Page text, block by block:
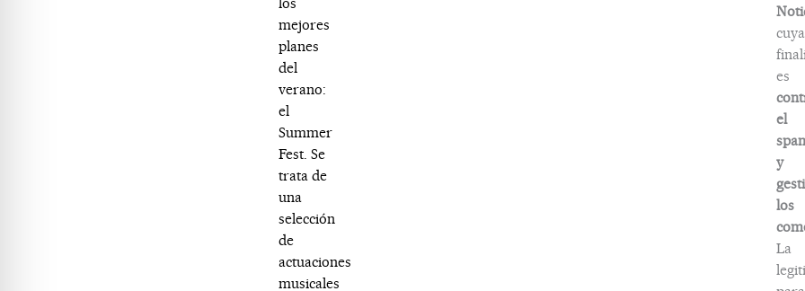
los
mejores
planes
del
verano:
el
Summer
Fest. Se
trata de
una
selección
de
actuaciones
musicales
cuya
es
el
y
los
La